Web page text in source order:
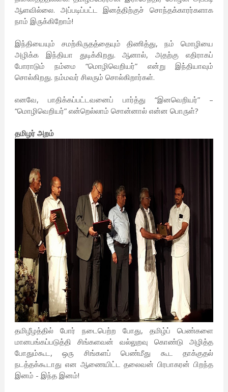
ஆளவில்லை. அப்படிப்பட்ட இனத்திற்குச் சொந்தக்காரர்களாக
நாம் இருக்கிறோம்!
இந்தியையும் சமற்கிருதத்தையும் திணித்து, நம் மொழியை
அழிக்க இந்தியா துடிக்கிறது. ஆனால், அதற்கு எதிராகப்
போராடும் நம்மை “மொழிவெறியர்” என்று இந்தியாவும்
சொல்கிறது. நம்மவர் சிலரும் சொல்கிறார்கள்.
எனவே, பாதிக்கப்பட்டவனைப் பார்த்து “இனவெறியர்” –
“மொழிவெறியர்” என்றெல்லாம் சொன்னால் என்ன பொருள்?
தமிழர் அறம்
தமிழீழத்தில் போர் நடைபெற்ற போது, தமிழ்ப் பெண்களை
மானபங்கப்படுத்தி சிங்களவன் வல்லுறவு கொண்டு அழித்த
போதும்கூட, ஒரு சிங்களப் பெண்மீது கூட தாக்குதல்
நடத்தக்கூடாது என ஆணையிட்ட தலைவன் பிரபாகரன் பிறந்த
இனம் - இந்த இனம்!